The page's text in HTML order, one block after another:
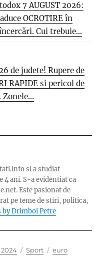
7 AUGUST 2026:
OCROTIRE în
Cui trebuie...
de judete! Rupere de
RAPIDE si pericol de
si a studiat
4 ani. S-a evidentiat ca
Este pasionat de
pe teme de stiri, politica,
by Drimboi Petre
Categories
Sport Tags
euro